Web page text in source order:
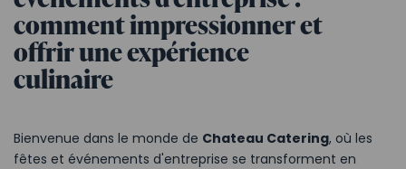
comment impressionner et
offrir une expérience
culinaire
Bienvenue dans le monde de Chateau Catering, où les
fêtes et événements d'entreprise se transforment en